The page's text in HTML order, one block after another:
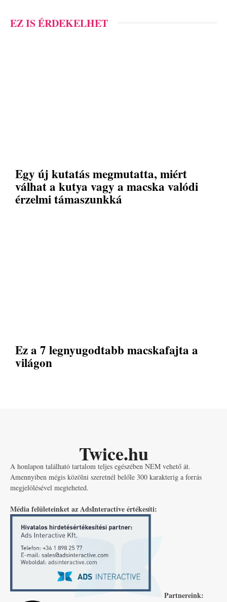
EZ IS ÉRDEKELHET
Egy új kutatás megmutatta, miért
válhat a kutya vagy a macska valódi
érzelmi támaszunkká
Ez a 7 legnyugodtabb macskafajta a
világon
Twice.hu
A honlapon található tartalom teljes egészében NEM vehető át.
Amennyiben mégis közölni szeretnél belőle 300 karakterig a forrás
megjelölésével megteheted.
Média felületeinket az AdsInteractive értékesíti:
Partnereink: